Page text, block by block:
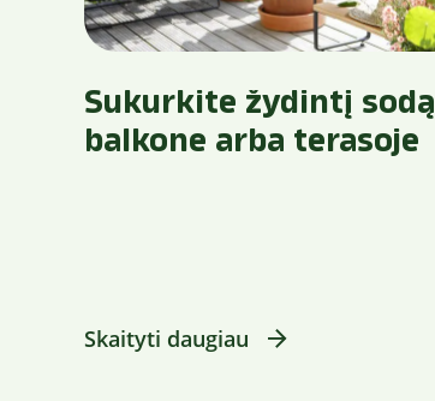
Sukurkite žydintį sodą
balkone arba terasoje
Skaityti daugiau